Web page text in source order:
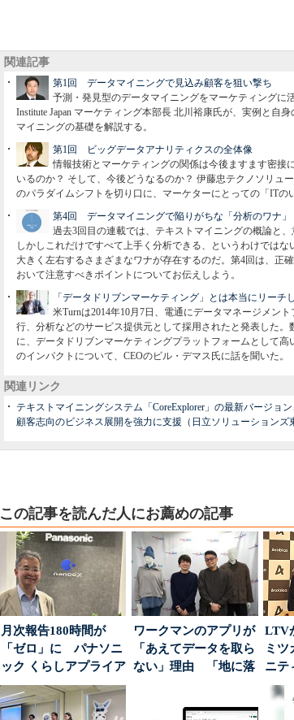
関連記事
第1回 データマイニングで見込み顧客を狙い撃ち
予測・発見型のデータマイニングをマーケティングに
Institute Japan マーケティング本部長 北川裕康氏が、実例と自
マイニングの基礎を解説する。
第1回 ビッグデータアナリティクスの全体像
情報技術とマーケティングの関係は今後ますます密接
いるのか？ そして、今後どうなるのか？ 伊藤忠テクノソリュ
のパラダイムシフトを切り口に、マーケターにとっての「ITの
第4回 データマイニングで陥りがちな「分析のワナ」
過去3回目の連載では、テキストマイニングの概論と
しかしこれだけですべて上手く分析できる、というわけでは
大きく左右するさまざまなワナが存在するのだ。第4回は、正
おいて注意すべきポイントについてお伝えしよう。
「データドリブンマーケティング」とは本当にリー
米Turnは2014年10月7日、電通にデータマネージメン
行、分析などのサービス提供元として採用されたと発表した
に、データドリブンマーケティングプラットフォームとして
のインパクトについて、CEOのビル・デマス氏に話を聞いた。
関連リンク
テキストマイニングシステム「CoreExplorer」の最新バージョ
顧客志向のビジネス展開を強力に支援（日立ソリューションズ
この記事を読んだ人にお薦めの記事
月次報告180時間が
「ゼロ」に パナソニ
ック くらしアプライア
ンス社が挑んだVo...
ワークマンのアプリが
「あえてデータを取ら
ない」理由 「地に落
LTV
ミツ
ニテ
値